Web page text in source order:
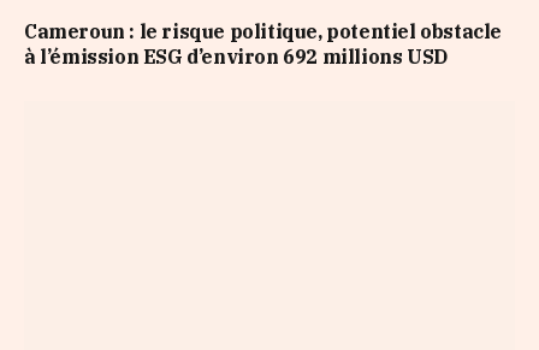
Cameroun : le risque politique, potentiel obstacle
à l’émission ESG d’environ 692 millions USD